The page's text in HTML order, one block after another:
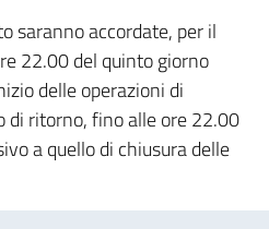
saranno accordate, per il
22.00 del quinto giorno
delle operazioni di
di ritorno, fino alle ore 22.00
a quello di chiusura delle